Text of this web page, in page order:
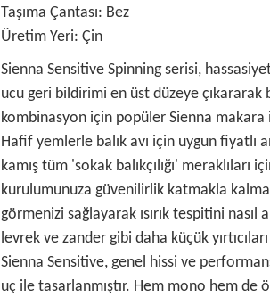
Taşıma Çantası: Bez
Üretim Yeri: Çin
Sienna Sensitive Spinning serisi,
ucu geri bildirimi en üst düzeye
kombinasyon için popüler Sienna
Hafif yemlerle balık avı için uygun fiyatlı
kamış tüm 'sokak balıkçılığı'
kurulumunuza güvenilirlik katmakla
görmenizi sağlayarak ısırık tespitini nasıl
levrek ve zander gibi daha küçük
Sienna Sensitive, genel hissi ve
uç ile tasarlanmıştır. Hem mono hem de